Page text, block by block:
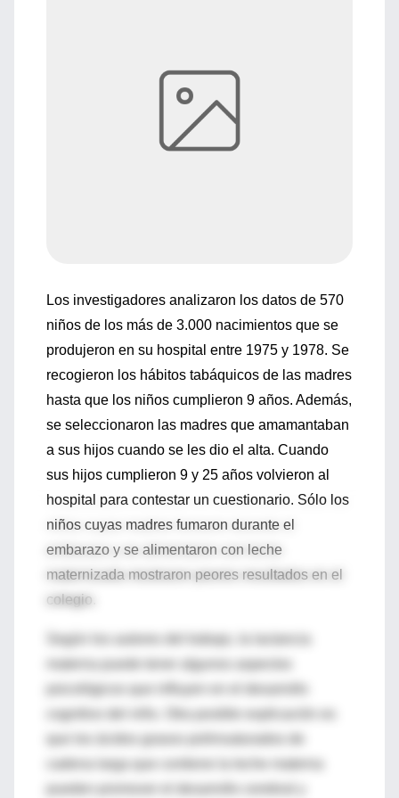
Los investigadores analizaron los datos de 570
niños de los más de 3.000 nacimientos que se
produjeron en su hospital entre 1975 y 1978. Se
recogieron los hábitos tabáquicos de las madres
hasta que los niños cumplieron 9 años. Además,
se seleccionaron las madres que amamantaban
a sus hijos cuando se les dio el alta. Cuando
sus hijos cumplieron 9 y 25 años volvieron al
hospital para contestar un cuestionario. Sólo los
niños cuyas madres fumaron durante el
embarazo y se alimentaron con leche
maternizada mostraron peores resultados en el
colegio.
Según los autores del trabajo, la lactancia
materna puede tener algunos aspectos
psicológicos que influyen en el desarrollo
cognitivo del niño. Otra posible explicación es
cadena larga que contiene la leche materna